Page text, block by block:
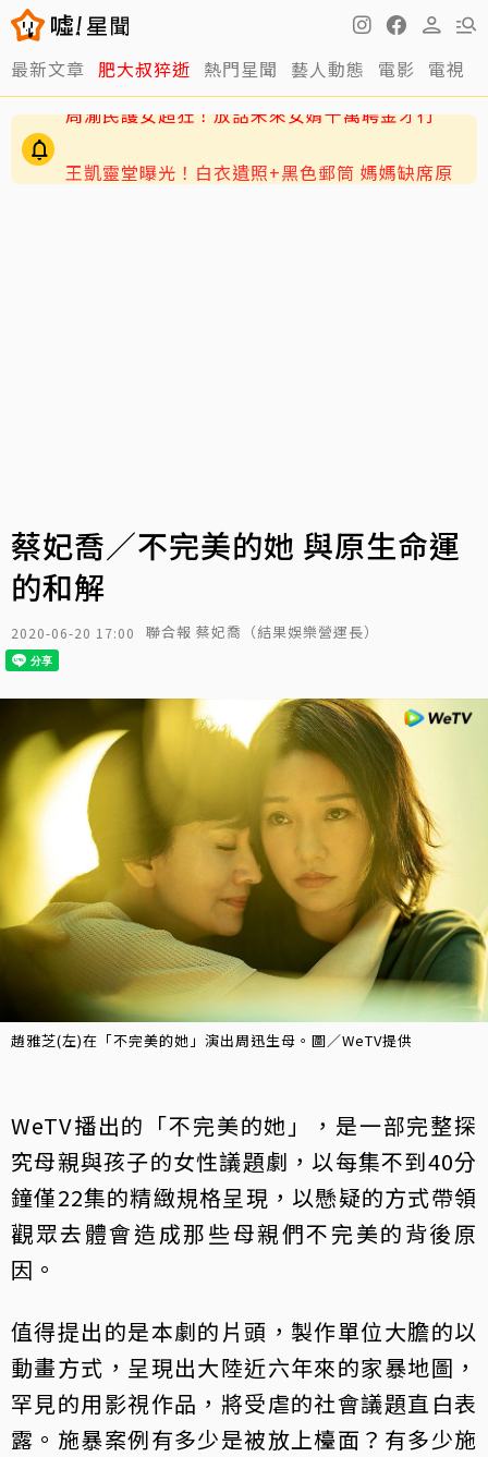
最新文章 肥大叔猝逝 熱門星聞 藝人動態 電影 電視
因曝光
蔡妃喬／不完美的她 與原生命運
的和解
2020-06-20 17:00 聯合報 蔡妃喬（結果娛樂營運長）
趙雅芝(左)在「不完美的她」演出周迅生母。圖／WeTV提供
WeTV播出的「不完美的她」，是一部完整探
究母親與孩子的女性議題劇，以每集不到40分
鐘僅22集的精緻規格呈現，以懸疑的方式帶領
觀眾去體會造成那些母親們不完美的背後原
因。
值得提出的是本劇的片頭，製作單位大膽的以
動畫方式，呈現出大陸近六年來的家暴地圖，
罕見的用影視作品，將受虐的社會議題直白表
露。施暴案例有多少是被放上檯面？有多少施